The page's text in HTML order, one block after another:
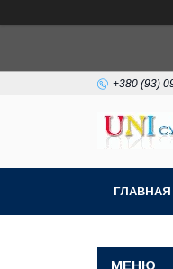
+380 (93)
ГЛАВНАЯ